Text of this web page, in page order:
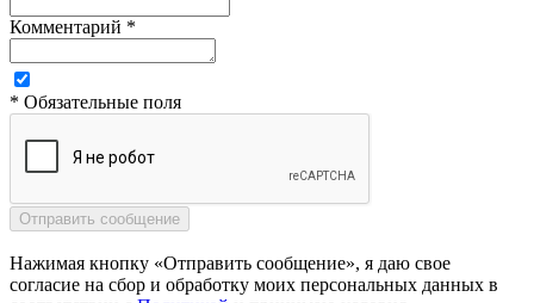
Комментарий *
* Обязательные поля
Нажимая кнопку «Отправить сообщение», я даю свое
согласие на сбор и обработку моих персональных данных в